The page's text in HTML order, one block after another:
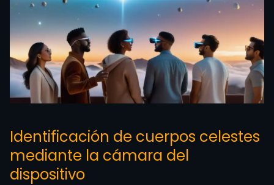
Identificación de cuerpos celestes
mediante la cámara del
dispositivo